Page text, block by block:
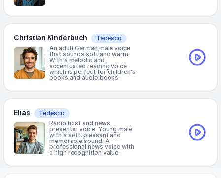
Christian Kinderbuch
Tedesco
An adult German male voice
that sounds soft and warm.
With a melodic and
accentuated reading voice
which is perfect for children's
books and audio books.
Elias
Tedesco
Radio host and news
presenter voice. Young male
with a soft, pleasant and
memorable sound. A
professional news voice with
a high recognition value.